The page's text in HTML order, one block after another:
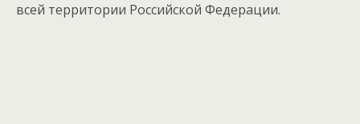
всей территории Российской Федерации.